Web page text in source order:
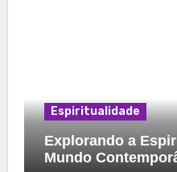
Espiritualidade
Explorando a
Mundo